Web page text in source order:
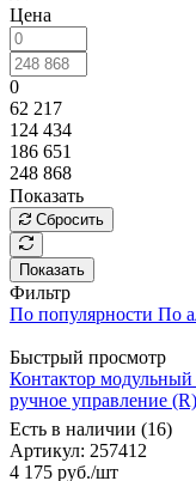
Цена
0
62 217
124 434
186 651
248 868
Показать
Сбросить
Показать
Фильтр
По популярности По
Быстрый просмотр
Контактор
ручное управление
Есть в наличии (16)
Артикул: 257412
4 175 руб./шт